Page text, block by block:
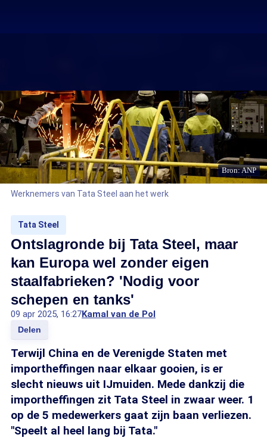
Bron: ANP
Werknemers van Tata Steel aan het werk
Tata Steel
Ontslagronde bij Tata Steel, maar
kan Europa wel zonder eigen
staalfabrieken? 'Nodig voor
schepen en tanks'
09 apr 2025, 16:27Kamal van de Pol
Delen
Terwijl China en de Verenigde Staten met
importheffingen naar elkaar gooien, is er
slecht nieuws uit IJmuiden. Mede dankzij die
importheffingen zit Tata Steel in zwaar weer. 1
op de 5 medewerkers gaat zijn baan verliezen.
"Speelt al heel lang bij Tata."